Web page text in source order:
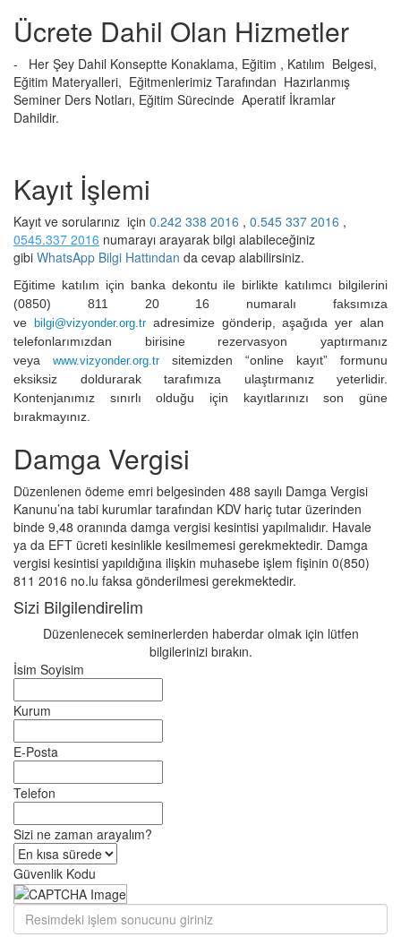
Ücrete Dahil Olan Hizmetler
-
Her Şey Dahil Konseptte Konaklama, Eğitim , Katılım Belgesi,
Eğitim Materyalleri, Eğitmenlerimiz Tarafından Hazırlanmış
Seminer Ders Notları, Eğitim Sürecinde Aperatif İkramlar
Dahildir.
Kayıt İşlemi
Kayıt ve sorularınız için 0.242 338 2016 , 0.545 337 2016 ,
0545.337 2016 numarayı arayarak bilgi alabileceğiniz
gibi WhatsApp Bilgi Hattından da cevap alabilirsiniz.
Eğitime katılım için banka dekontu ile birlikte katılımcı bilgilerini
(0850) 811 20 16 numaralı faksımıza
ve
bilgi@vizyonder.org.tradresimize gönderip, aşağıda yer alan
telefonlarımızdan birisine rezervasyon yaptırmanız
veya www.vizyonder.org.tr sitemizden “online kayıt” formunu
eksiksiz doldurarak tarafımıza ulaştırmanız yeterlidir.
Kontenjanımız sınırlı olduğu için kayıtlarınızı son güne
bırakmayınız.
Damga Vergisi
Düzenlenen ödeme emri belgesinden 488 sayılı Damga Vergisi
Kanunu’na tabi kurumlar tarafından KDV hariç tutar üzerinden
binde 9,48 oranında damga vergisi kesintisi yapılmalıdır. Havale
ya da EFT ücreti kesinlikle kesilmemesi gerekmektedir. Damga
vergisi kesintisi yapıldığına ilişkin muhasebe işlem fişinin 0(850)
811 2016 no.lu faksa gönderilmesi gerekmektedir.
Sizi Bilgilendirelim
Düzenlenecek seminerlerden haberdar olmak için lütfen
bilgilerinizi bırakın.
İsim Soyisim
Kurum
E-Posta
Telefon
Sizi ne zaman arayalım?
Güvenlik Kodu